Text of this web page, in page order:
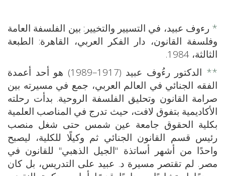
* رءوف عبيد، في التسيير والتخيير: بين الفلسفة العامة
وفلسفة القانون، دار الفكر العربي، القاهرة: الطبعة
الثالثة، 1984.
**
الدكتور رءُوف عبيد (1917–1989) هو أحد أعمدة
الفقه الجنائي في العالم العربي، جمع في مسيرته بين
صرامة القانون وتحليق الفلسفة الروحية. بدأت رحلته
الأكاديمية بتفوق لافت، حيث تدرج في المناصب العلمية
بكلية الحقوق جامعة عين شمس حتى شغل منصب
رئيس قسم القانون الجنائي ثم وكيلًا للكلية، ليصبح
واحدًا من أشهر أساتذة "الجيل الذهبي" للقانون في
مصر. لم تقتصر مسيرة د. عبيد على التدريس، بل كان